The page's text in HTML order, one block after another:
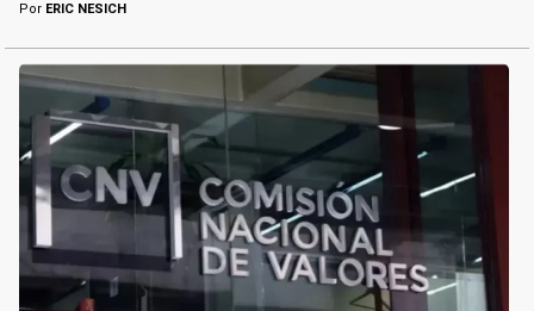
Por ERIC NESICH